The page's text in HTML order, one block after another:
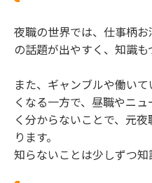
夜職の世界では、仕事柄
の話題が出やすく、知識も
また、ギャンブルや働い
くなる一方で、昼職やニ
く分からないことで、元
ります。
知らないことは少しずつ知